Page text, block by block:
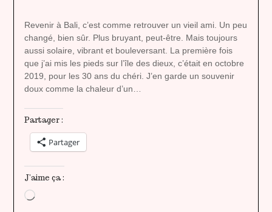
heavenly
Revenir à Bali, c’est comme retrouver un vieil ami. Un peu
changé, bien sûr. Plus bruyant, peut-être. Mais toujours
aussi solaire, vibrant et bouleversant. La première fois
que j’ai mis les pieds sur l’île des dieux, c’était en octobre
2019, pour les 30 ans du chéri. J’en garde un souvenir
doux comme la chaleur d’un…
Partager :
Partager
J’aime ça :
Chargement…